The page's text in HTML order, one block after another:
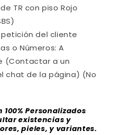
TR con piso Rojo
del cliente
o Números: A
(Contactar a un
chat de la página) (No
100% Personalizados
existencias y
pieles, y variantes.